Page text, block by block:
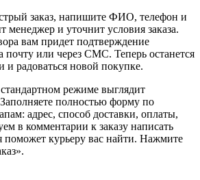
заказ, напишите ФИО, телефон и
менеджер и уточнит условия заказа.
вам придет подтверждение
почту или через СМС. Теперь останется
и радоваться новой покупке.
режиме выглядит
полностью форму по
адрес, способ доставки, оплаты,
в комментарии к заказу написать
курьеру вас найти. Нажмите